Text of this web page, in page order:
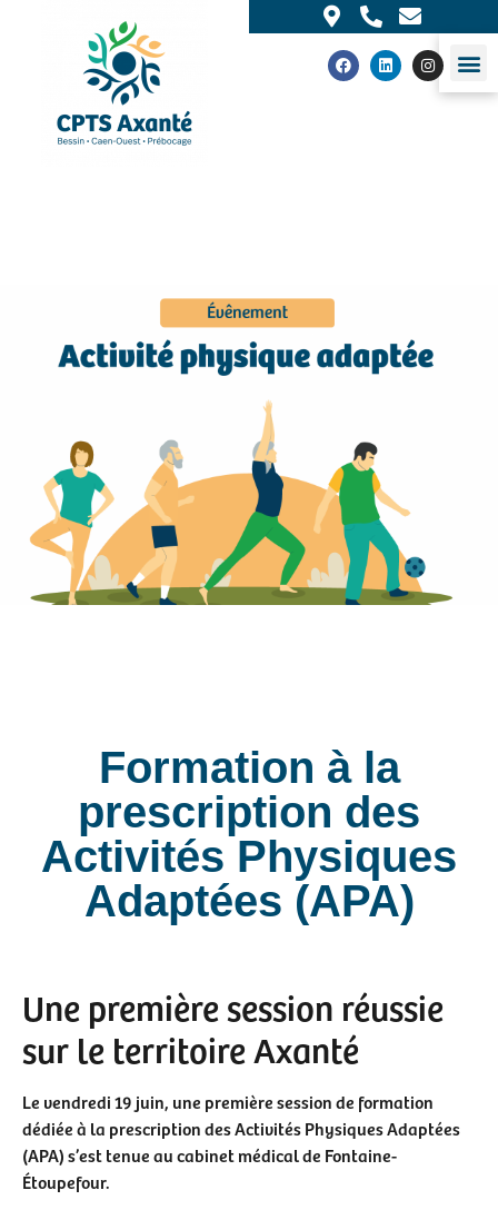
Formation à la
prescription des
Activités Physiques
Adaptées (APA)
Une première session réussie
sur le territoire Axanté
Le vendredi 19 juin, une première session de formation
dédiée à la prescription des Activités Physiques Adaptées
(APA) s’est tenue au cabinet médical de Fontaine-
Étoupefour.